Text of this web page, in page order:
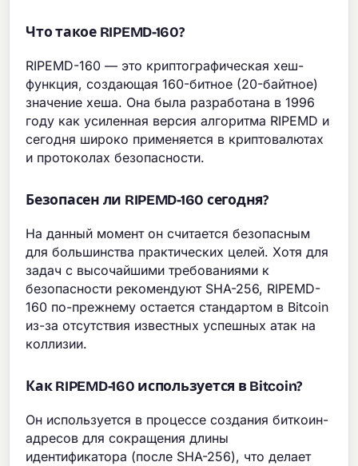
Что такое RIPEMD-160?
RIPEMD-160 — это криптографическая хеш-
функция, создающая 160-битное (20-байтное)
значение хеша. Она была разработана в 1996
году как усиленная версия алгоритма RIPEMD и
сегодня широко применяется в криптовалютах
и протоколах безопасности.
Безопасен ли RIPEMD-160 сегодня?
На данный момент он считается безопасным
для большинства практических целей. Хотя для
задач с высочайшими требованиями к
безопасности рекомендуют SHA-256, RIPEMD-
160 по-прежнему остается стандартом в Bitcoin
из-за отсутствия известных успешных атак на
коллизии.
Как RIPEMD-160 используется в Bitcoin?
Он используется в процессе создания биткоин-
адресов для сокращения длины
идентификатора (после SHA-256), что делает